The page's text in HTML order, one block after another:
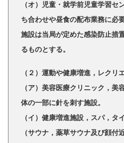
（オ）児童・就学前児童学習セ
ち合わせや昼食の配布業務に必
施設は当局が定めた感染防止措
るものとする。
（２）運動や健康増進，レクリ
（ア）美容医療クリニック，美
体の一部に針を刺す施設。
（イ）健康増進施設，スパ，タ
（サウナ，薬草サウナ及び顔付